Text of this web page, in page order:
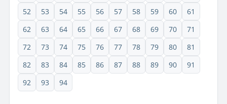
52
53 54 55 56 57 58 59 60
61
62
63 64 65 66 67 68 69 70
71
72
73 74 75 76 77 78 79 80
81
82
83 84 85 86 87 88 89 90
91
92
93 94